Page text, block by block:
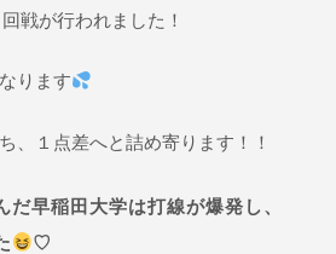
戦が行われました！
ります
、１点差へと詰め寄ります！！
早稲田大学は打線が爆発し、
♡